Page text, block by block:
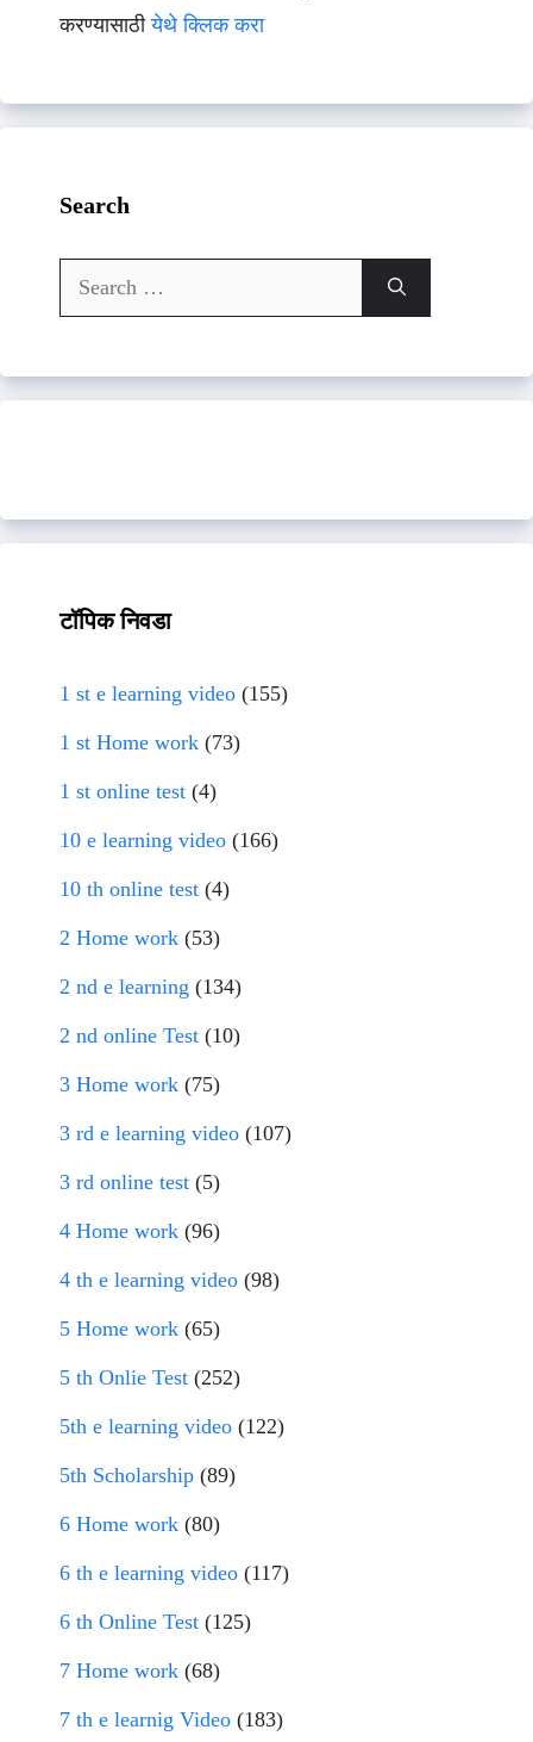
करण्यासाठीयेथे क्लिक करा
Search
Search
for:
टॉपिक निवडा
1 st e learning video (155)
1 st Home work (73)
1 st online test (4)
10 e learning video (166)
10 th online test (4)
2 Home work (53)
2 nd e learning (134)
2 nd online Test (10)
3 Home work (75)
3 rd e learning video (107)
3 rd online test (5)
4 Home work (96)
4 th e learning video (98)
5 Home work (65)
5 th Onlie Test (252)
5th e learning video (122)
5th Scholarship (89)
6 Home work (80)
6 th e learning video (117)
6 th Online Test (125)
7 Home work (68)
7 th e learnig Video (183)